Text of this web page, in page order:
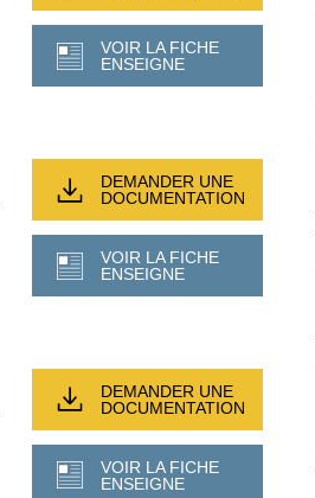
VOIR LA FICHE
ENSEIGNE
DEMANDER UNE
DOCUMENTATION
VOIR LA FICHE
ENSEIGNE
DEMANDER UNE
DOCUMENTATION
VOIR LA FICHE
ENSEIGNE